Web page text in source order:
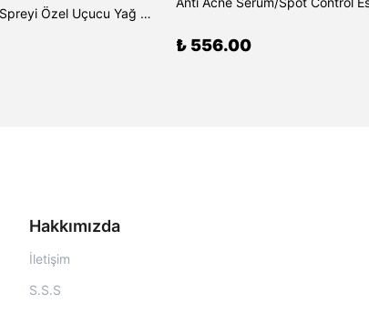
Açık Hava Vücut Spreyi Özel Uçucu Yağ Mix Zenginleştirilmiş 50 ml
₺ 556.00
Hakkımızda
İletişim
S.S.S